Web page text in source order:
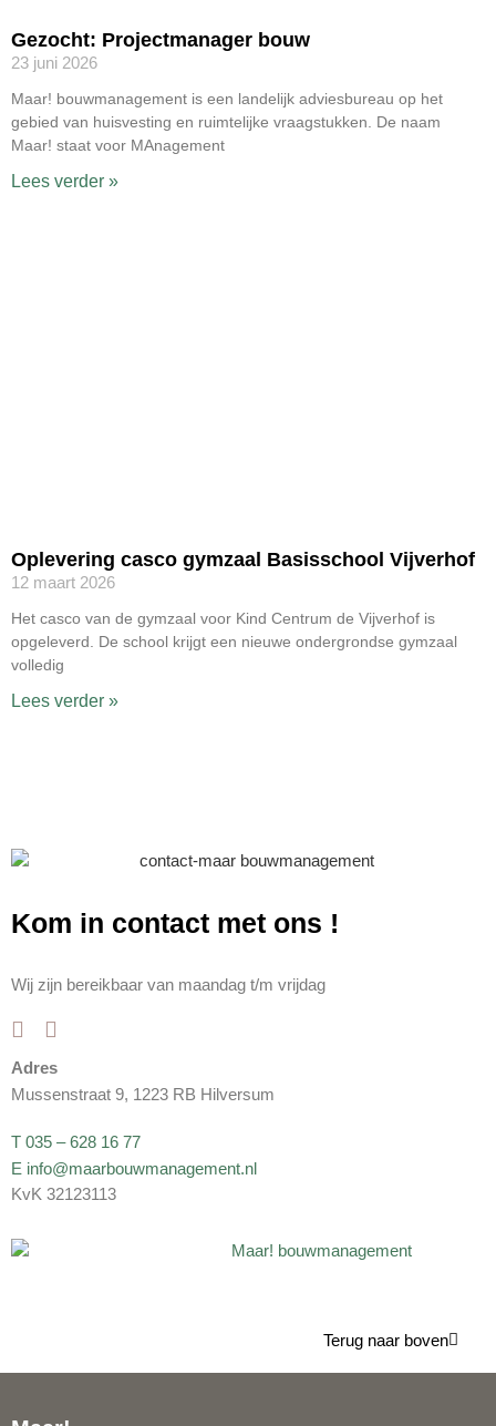
Gezocht: Projectmanager bouw
23 juni 2026
Maar! bouwmanagement is een landelijk adviesbureau op het
gebied van huisvesting en ruimtelijke vraagstukken. De naam
Maar! staat voor MAnagement
Lees verder »
Oplevering casco gymzaal Basisschool Vijverhof
12 maart 2026
Het casco van de gymzaal voor Kind Centrum de Vijverhof is
opgeleverd. De school krijgt een nieuwe ondergrondse gymzaal
volledig
Lees verder »
Kom in contact met ons !
Wij zijn bereikbaar van maandag t/m vrijdag
Adres
Mussenstraat 9, 1223 RB Hilversum
T 035 – 628 16 77
E info@maarbouwmanagement.nl
KvK 32123113
Terug naar boven